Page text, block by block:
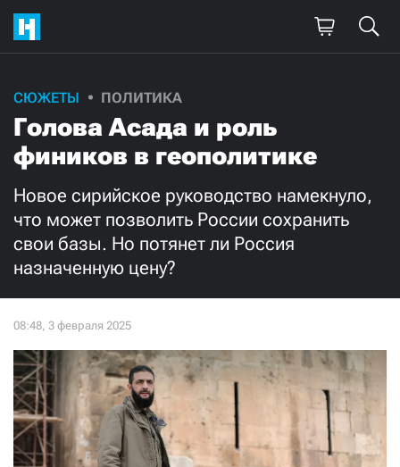
СЮЖЕТЫ ПОЛИТИКА
Голова Асада и роль
фиников в геополитике
Новое сирийское руководство намекнуло,
что может позволить России сохранить
свои базы. Но потянет ли Россия
назначенную цену?
Поддержите
нашу работу!
Ежемесячно Разово
3000 1000
500
Нажимая кнопку «Стать соучастником»,
я принимаю
условия и подтверждаю свое гражданство РФ
СТАТЬ СОУЧАСТНИКОМ
ПОДЕЛИТЬСЯ С ДРУЗЬЯМИ
Если у вас есть вопросы, пишите donate@novayagazeta.ru
или